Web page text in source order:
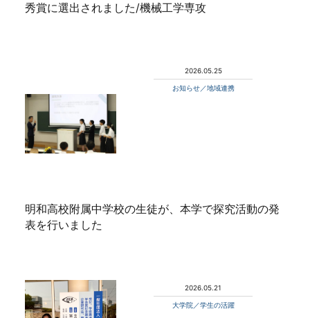
秀賞に選出されました/機械工学専攻
2026.05.25
お知らせ／地域連携
明和高校附属中学校の生徒が、本学で探究活動の発
表を行いました
2026.05.21
大学院／学生の活躍